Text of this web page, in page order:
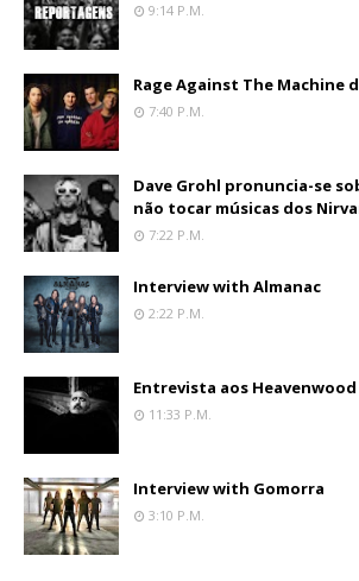
9:14 P.m.
Rage Against The Machine
7:40 P.m.
Dave Grohl pronuncia-se
não tocar músicas dos
7:22 P.m.
Interview with Almanac
2:22 P.m.
Entrevista aos Heavenwood
11:33 P.m.
Interview with Gomorra
3:10 P.m.